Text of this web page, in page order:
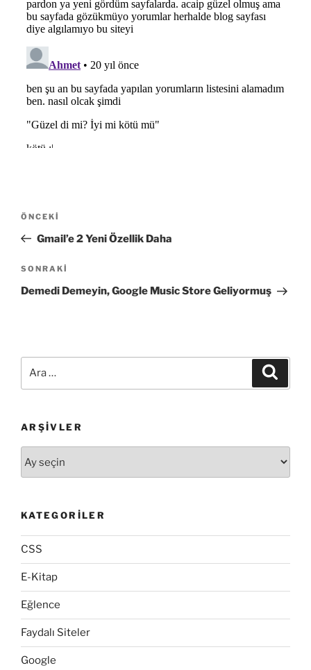
Yazı
Önceki
Yazı
ÖNCEKI
Gmail’e 2 Yeni Özellik Daha
Sonraki
Yazı
SONRAKI
Demedi Demeyin, Google Music Store Geliyormuş
ARŞIVLER
KATEGORILER
CSS
E-Kitap
Eğlence
Faydalı Siteler
Google